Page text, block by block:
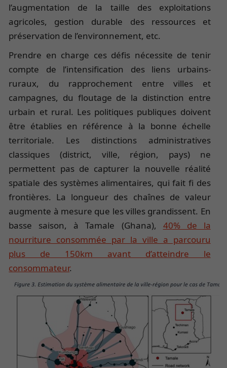
l’augmentation de la taille des exploitations
agricoles, gestion durable des ressources et
préservation de l’environnement, etc.
Prendre en charge ces défis nécessite de tenir
compte de l’intensification des liens urbains-
ruraux, du rapprochement entre villes et
campagnes, du floutage de la distinction entre
urbain et rural. Les politiques publiques doivent
être établies en référence à la bonne échelle
territoriale. Les distinctions administratives
classiques (district, ville, région, pays) ne
permettent pas de capturer la nouvelle réalité
spatiale des systèmes alimentaires, qui fait fi des
frontières. La longueur des chaînes de valeur
augmente à mesure que les villes grandissent. En
basse saison, à Tamale (Ghana), 40% de la
nourriture consommée par la ville a parcouru
plus de 150km avant d’atteindre le
consommateur.